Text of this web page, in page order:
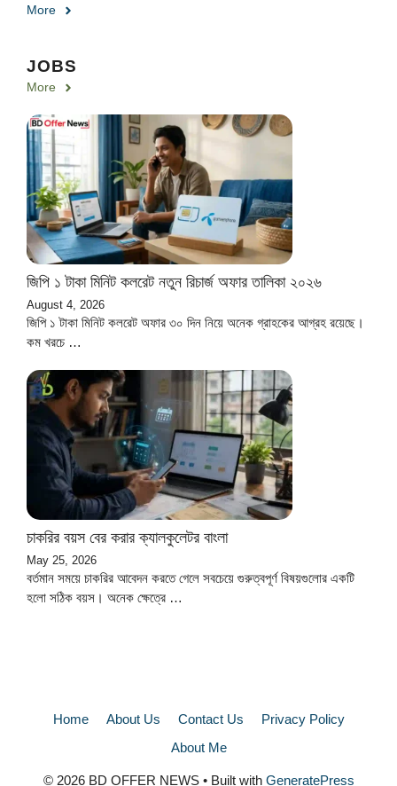
More
JOBS
More
জিপি ১ টাকা মিনিট কলরেট নতুন রিচার্জ অফার তালিকা ২০২৬
August 4, 2026
জিপি ১ টাকা মিনিট কলরেট অফার ৩০ দিন নিয়ে অনেক গ্রাহকের আগ্রহ রয়েছে।
কম খরচে …
চাকরির বয়স বের করার ক্যালকুলেটর বাংলা
May 25, 2026
বর্তমান সময়ে চাকরির আবেদন করতে গেলে সবচেয়ে গুরুত্বপূর্ণ বিষয়গুলোর একটি
হলো সঠিক বয়স। অনেক ক্ষেত্রে …
Home About Us Contact Us
Privacy Policy
About Me
© 2026 BD OFFER NEWS• Built with GeneratePress